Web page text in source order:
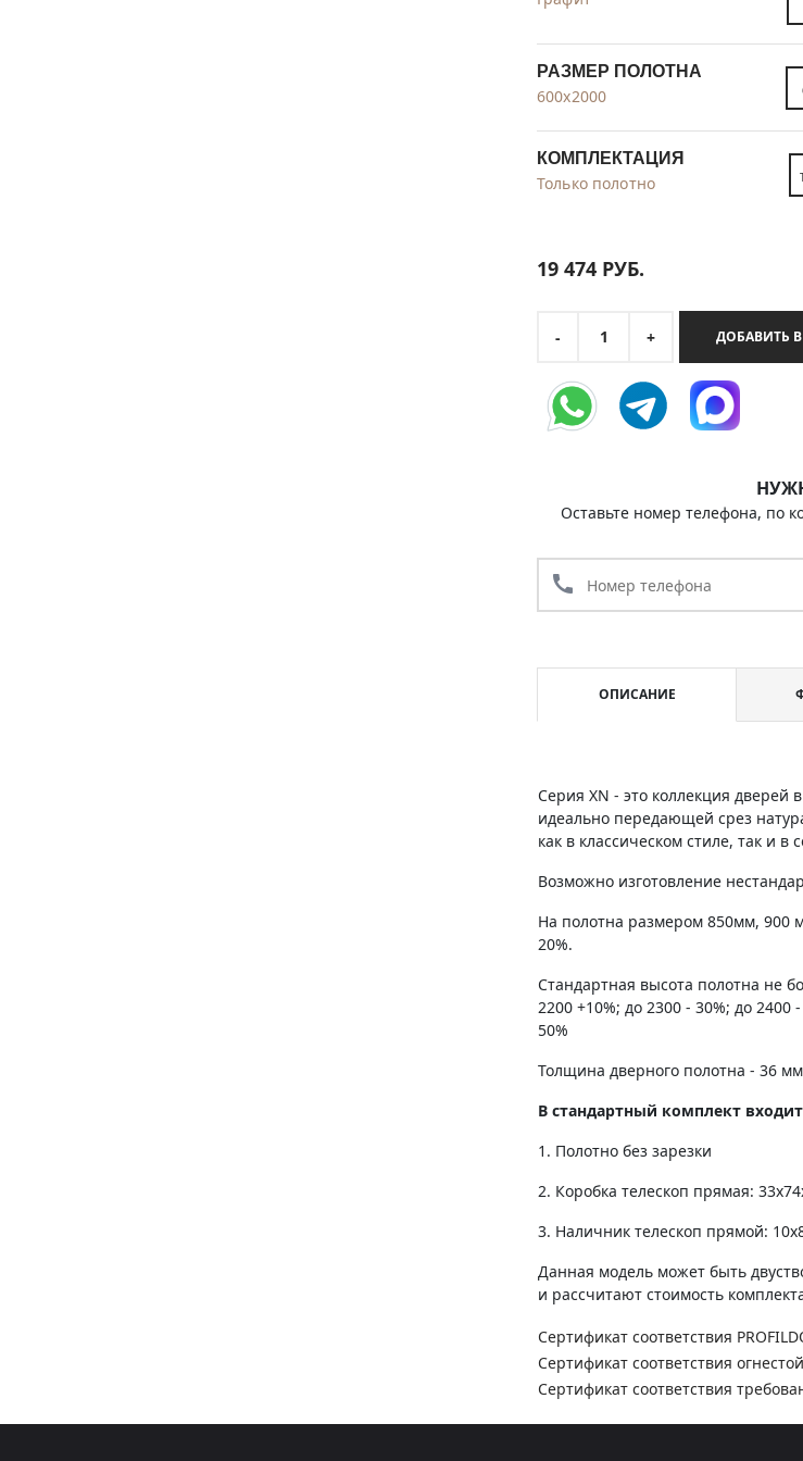
РАЗМЕР ПОЛОТНА
600x2000
КОМПЛЕКТАЦИЯ
Только полотно
19 474 РУБ.
- 1 +
Оставьте номер телефона, по
call
ОПИСАНИЕ
Серия XN - это коллекция
идеально передающей срез
как в классическом стиле, так и
Возможно изготовление
На полотна размером 850мм,
20%.
Стандартная высота полотна не
2200 +10%; до 2300 - 30%; до
50%
Толщина дверного полотна - 36
В стандартный комплект
1. Полотно без зарезки
2. Коробка телескоп прямая:
3. Наличник телескоп прямой:
Данная модель может быть
и рассчитают стоимость
Сертификат соответствия
Сертификат соответствия
Сертификат соответствия